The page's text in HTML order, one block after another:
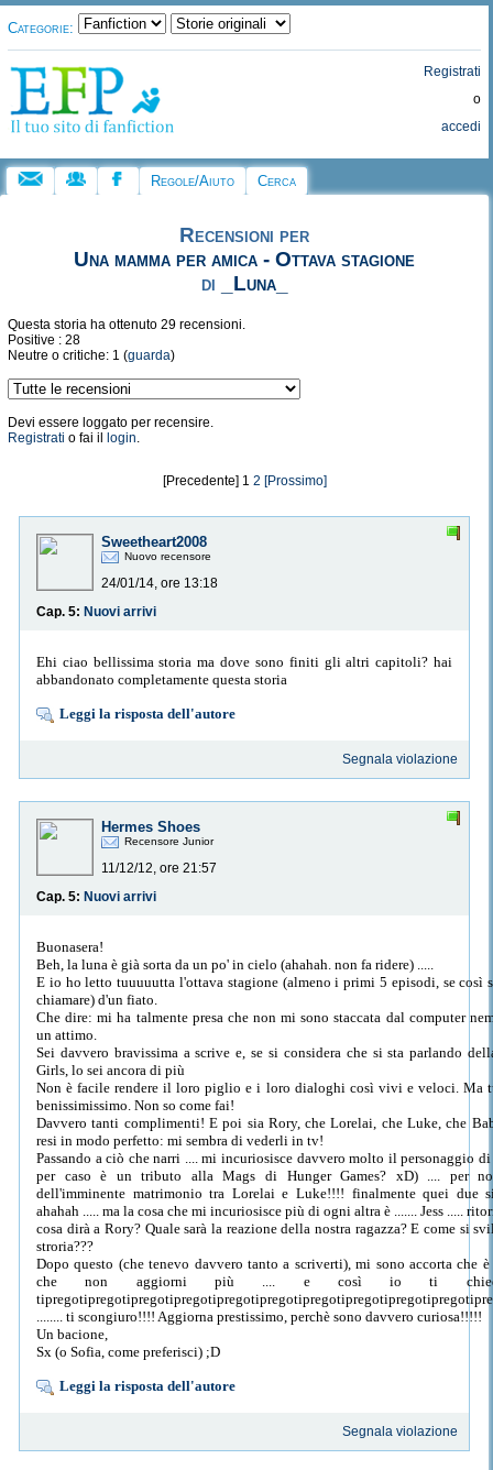
Categorie:
Registrati
o
accedi
Regole/Aiuto Cerca
Recensioni per
Una mamma per amica - Ottava stagione
di
_Luna_
Questa storia ha ottenuto 29 recensioni.
Positive : 28
Neutre o critiche: 1 (guarda)
Devi essere loggato per recensire.
Registrati o fai il login.
[Precedente] 1 2 [Prossimo]
Sweetheart2008
Nuovo recensore
24/01/14, ore 13:18
Cap. 5: Nuovi arrivi
Ehi ciao bellissima storia ma dove sono finiti gli altri capitoli? hai
abbandonato completamente questa storia
Leggi la risposta dell'autore
Segnala violazione
Hermes Shoes
Recensore Junior
11/12/12, ore 21:57
Cap. 5: Nuovi arrivi
Buonasera!
Beh, la luna è già sorta da un po' in cielo (ahahah. non fa ridere) .....
E io ho letto tuuuuutta l'ottava stagione (almeno i primi 5 episodi, se così
chiamare) d'un fiato.
Che dire: mi ha talmente presa che non mi sono staccata dal computer
un attimo.
Sei davvero bravissima a scrive e, se si considera che si sta parlando
Girls, lo sei ancora di più
Non è facile rendere il loro piglio e i loro dialoghi così vivi e veloci. Ma
benissimissimo. Non so come fai!
Davvero tanti complimenti! E poi sia Rory, che Lorelai, che Luke, che
resi in modo perfetto: mi sembra di vederli in tv!
Passando a ciò che narri .... mi incuriosisce davvero molto il personaggio
per caso è un tributo alla Mags di Hunger Games? xD) .... per
dell'imminente matrimonio tra Lorelai e Luke!!!! finalmente quei due
ahahah ..... ma la cosa che mi incuriosisce più di ogni altra è ....... Jess .....
cosa dirà a Rory? Quale sarà la reazione della nostra ragazza? E come si
stroria???
Dopo questo (che tenevo davvero tanto a scriverti), mi sono accorta che
che non aggiorni più .... e così io ti
........ ti scongiuro!!!! Aggiorna prestissimo, perchè sono davvero curiosa!!!!!
Un bacione,
Sx (o Sofia, come preferisci) ;D
Leggi la risposta dell'autore
Segnala violazione